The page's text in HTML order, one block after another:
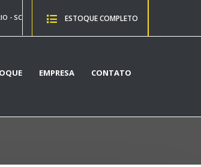
- SC ESTOQUE COMPLETO
EMPRESA CONTATO